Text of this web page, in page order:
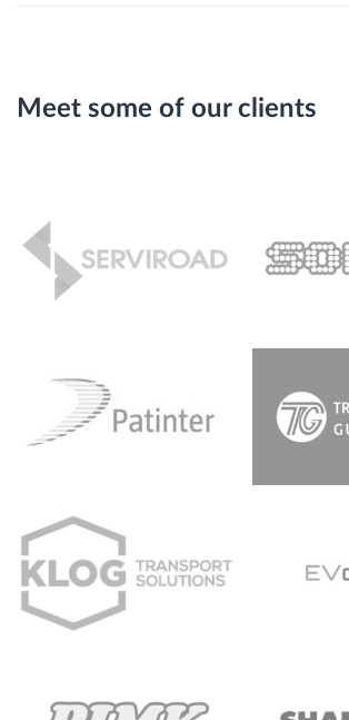
Meet some of our clients